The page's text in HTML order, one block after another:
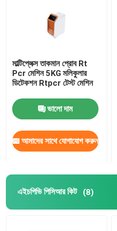
মাল্টিপ্লেক্স তাকমান প্রোব Rt
Pcr মেশিন 5KG মলিকুলার
ডিটেকশন Rtpcr টেস্ট মেশিন
ভালো দাম
আমাদের সাথে যোগাযোগ করুন
এইচপিভি পিসিআর কিট (8)